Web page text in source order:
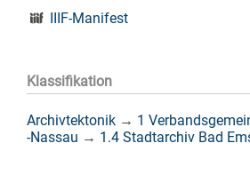
IIIF-Manifest
Klassifikation
Archivtektonik → 1
-Nassau → 1.4 Stadtarchiv Bad